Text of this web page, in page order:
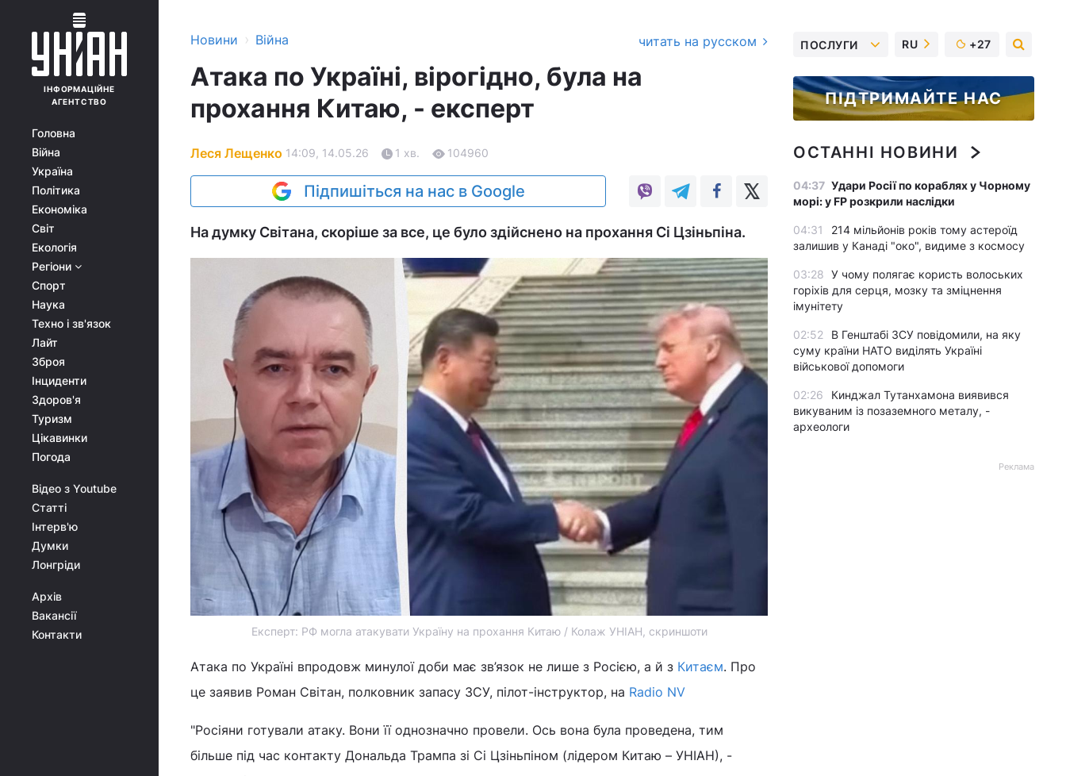
ІНФОРМАЦІЙНЕ
АГЕНТСТВО
Головна
Війна
Україна
Політика
Економіка
Світ
Екологія
Регіони
Спорт
Наука
Техно і зв'язок
Лайт
Зброя
Інциденти
Здоров'я
Туризм
Цікавинки
Погода
Відео з Youtube
Статті
Інтерв'ю
Думки
Лонгріди
Архів
Вакансії
Контакти
Новини › Війна читать на русском
Атака по Україні, вірогідно, була на
прохання Китаю, - експерт
Леся Лещенко 14:09, 14.05.26 1 хв. 104960
Підпишіться на нас в Google
На думку Світана, скоріше за все, це було здійснено на прохання Сі Цзіньпіна.
Експерт: РФ могла атакувати Україну на прохання Китаю / Колаж УНІАН, скриншоти
Атака по Україні впродовж минулої доби має зв’язок не лише з Росією, а й з Китаєм. Про
це заявив Роман Світан, полковник запасу ЗСУ, пілот-інструктор, на Radio NV
"Росіяни готували атаку. Вони її однозначно провели. Ось вона була проведена, тим
більше під час контакту Дональда Трампа зі Сі Цзіньпіном (лідером Китаю – УНІАН), -
ПОСЛУГИ RU +27
ПІДТРИМАЙТЕ НАС
ОСТАННІ НОВИНИ
04:37 Удари Росії по кораблях у Чорному
морі: у FP розкрили наслідки
04:31
214 мільйонів років тому астероїд
залишив у Канаді "око", видиме з космосу
03:28 У чому полягає користь волоських
горіхів для серця, мозку та зміцнення
імунітету
02:52
В Генштабі ЗСУ повідомили, на яку
суму країни НАТО виділять Україні
військової допомоги
02:26
Кинджал Тутанхамона виявився
викуваним із позаземного металу, -
археологи
Реклама